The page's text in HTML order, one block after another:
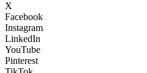
X
Facebook
Instagram
LinkedIn
YouTube
Pinterest